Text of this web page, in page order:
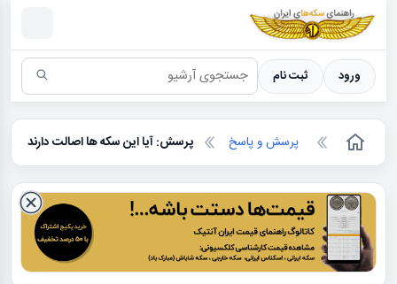
سکه ها ؛ راهنمای سکه شناسی
ورود ثبت نام
پرسش و پاسخ پرسش: آیا این سکه ها اصالت دارند